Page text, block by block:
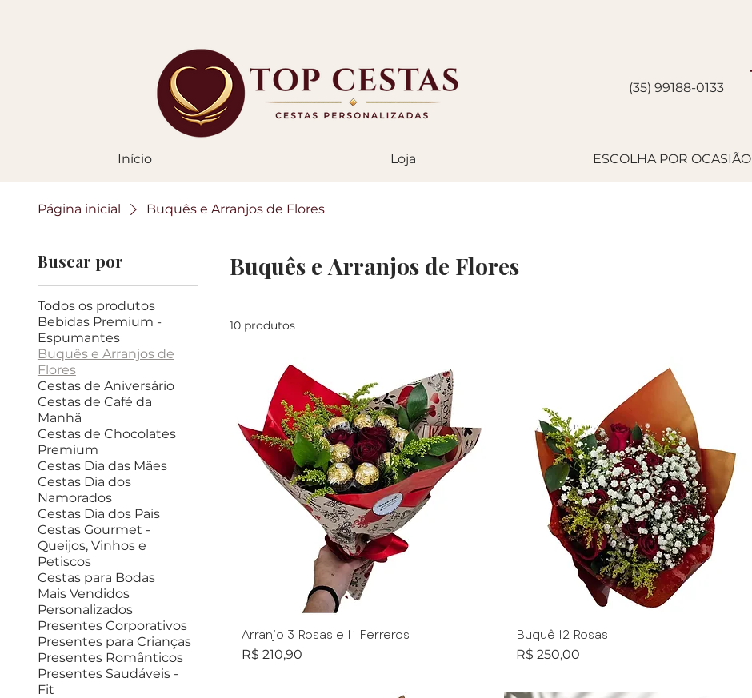
(35) 99188-0133
Início Loja ESCOLHA POR OCASIÃO
Página inicial Buquês e Arranjos de Flores
Buscar por
Todos os produtos
Bebidas Premium -
Espumantes
Buquês e Arranjos de
Flores
Cestas de Aniversário
Cestas de Café da
Manhã
Cestas de Chocolates
Premium
Cestas Dia das Mães
Cestas Dia dos
Namorados
Cestas Dia dos Pais
Cestas Gourmet -
Queijos, Vinhos e
Petiscos
Cestas para Bodas
Mais Vendidos
Personalizados
Presentes Corporativos
Presentes para Crianças
Presentes Românticos
Presentes Saudáveis -
Fit
Buquês e Arranjos de Flores
10 produtos
Arranjo 3 Rosas e 11 Ferreros
Preço
R$ 210,90
Buquê 12 Rosas
Preço
R$ 250,00